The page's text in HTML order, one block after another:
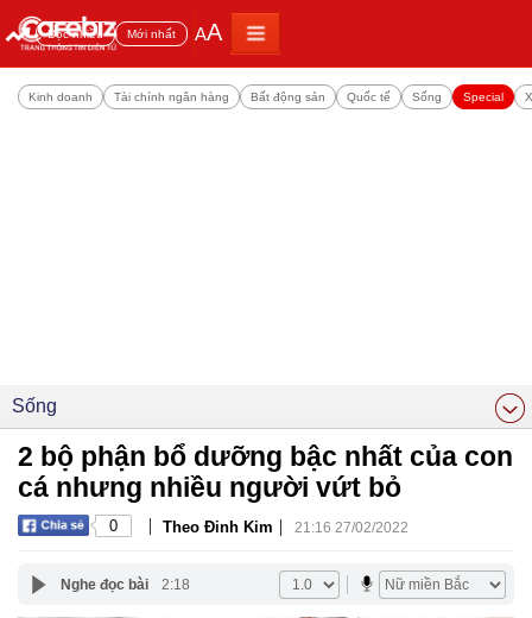
Đọc nhiều Mới nhất AA
Kinh doanh Tài chính ngân hàng Bất động sản Quốc tế Sống Special
Sống
2 bộ phận bổ dưỡng bậc nhất của con
cá nhưng nhiều người vứt bỏ
0 | Theo Đinh Kim | 21:16 27/02/2022
Nghe đọc bài 2:18